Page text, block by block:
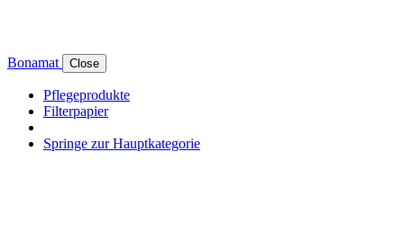
Bonamat Close
Pflegeprodukte
Filterpapier
Springe zur Hauptkategorie